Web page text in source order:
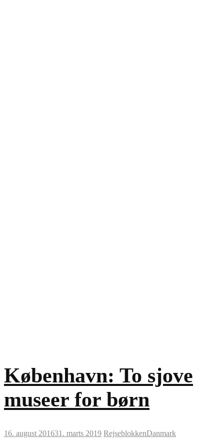
København: To sjove
museer for børn
16. august 201631. marts 2019 RejseblokkenDanmark